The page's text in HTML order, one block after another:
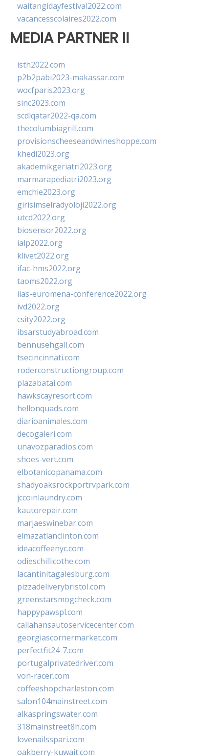
waitangidayfestival2022.com
vacancesscolaires2022.com
MEDIA PARTNER II
isth2022.com
p2b2pabi2023-makassar.com
wocfparis2023.org
sinc2023.com
scdlqatar2022-qa.com
thecolumbiagrill.com
provisionscheeseandwineshoppe.com
khedi2023.org
akademikgeriatri2023.org
marmarapediatri2023.org
emchie2023.org
girisimselradyoloji2022.org
utcd2022.org
biosensor2022.org
ialp2022.org
klivet2022.org
ifac-hms2022.org
taoms2022.org
iias-euromena-conference2022.org
ivd2022.org
csity2022.org
ibsarstudyabroad.com
bennusehgall.com
tsecincinnati.com
roderconstructiongroup.com
plazabatai.com
hawkscayresort.com
hellonquads.com
diarioanimales.com
decogaleri.com
unavozparadios.com
shoes-vert.com
elbotanicopanama.com
shadyoaksrockportrvpark.com
jccoinlaundry.com
kautorepair.com
marjaeswinebar.com
elmazatlanclinton.com
ideacoffeenyc.com
odieschillicothe.com
lacantinitagalesburg.com
pizzadeliverybristol.com
greenstarsmogcheck.com
happypawspl.com
callahansautoservicecenter.com
georgiascornermarket.com
perfectfit24-7.com
portugalprivatedriver.com
von-racer.com
coffeeshopcharleston.com
salon104mainstreet.com
alkaspringswater.com
318mainstreet8h.com
lovenailsspari.com
oakberry-kuwait.com